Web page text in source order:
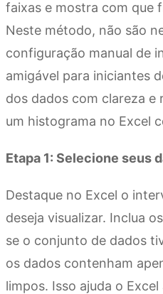
faixas e mostra com que
Neste método, não são
configuração manual de
amigável para iniciantes
dos dados com clareza e
um histograma no Excel
Etapa 1: Selecione seus
Destaque no Excel o
deseja visualizar. Inclua
se o conjunto de dados
os dados contenham
limpos. Isso ajuda o